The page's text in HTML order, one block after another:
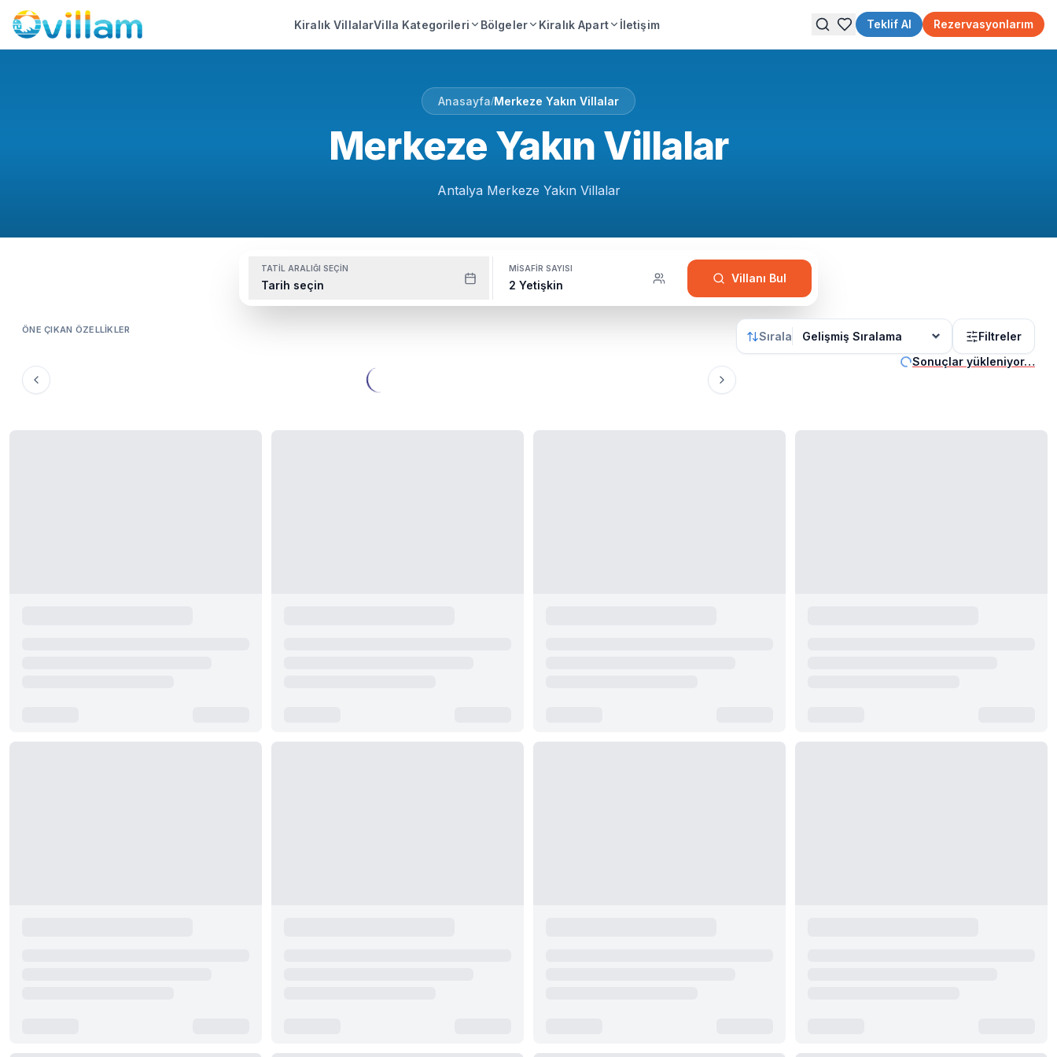
Kiralık VillalarVilla Kategorileri Bölgeler Kiralık Apart İletişim Teklif Al Rezervasyonlarım
Anasayfa/Merkeze Yakın Villalar
Merkeze Yakın Villalar
Antalya Merkeze Yakın Villalar
TATIL ARALIĞI SEÇIN
Tarih seçin
MISAFIR SAYISI
2 Yetişkin
Villanı Bul
ÖNE ÇIKAN ÖZELLIKLER Sırala
Filtreler
Sonuçlar yükleniyor…